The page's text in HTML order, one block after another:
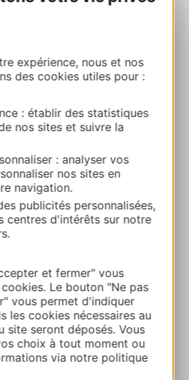
expérience, nous et nos
des cookies utiles pour :
: établir des statistiques
nos sites et suivre la
: analyser vos
nos sites en
navigation.
publicités personnalisées,
centres d'intérêts sur notre
et fermer" vous
Le bouton "Ne pas
vous permet d'indiquer
les cookies nécessaires au
site seront déposés. Vous
choix à tout moment ou
via notre politique
d’Aniane 34150 SAINT-
DESERT
percorso
39